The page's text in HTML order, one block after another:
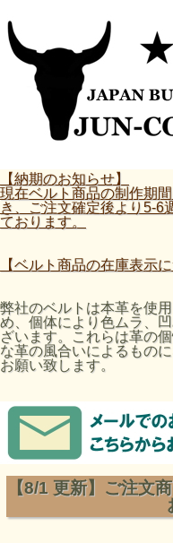
【納期のお知らせ】
現在ベルト商品の制作期
き、ご注文確定後より5-6
ております。
【ベルト商品の在庫表示に
弊社のベルトは本革を使
め、個体により色ムラ、
ざいます。これらは革の
な革の風合いによるもの
お願い致します。
【8/1 更新】ご注文